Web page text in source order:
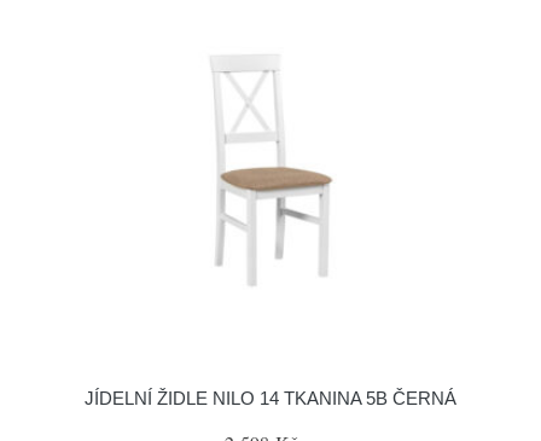
JÍDELNÍ ŽIDLE NILO 14 TKANINA 5B ČERNÁ